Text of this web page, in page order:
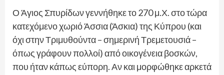
Ο Άγιος Σπυρίδων γεννήθηκε το 270 μ.Χ. στο τώρα
κατεχόμενο χωριό Άσσια (Άσκια) της Κύπρου (και
όχι στην Τριμυθούντα – σημερινή Τρεμετουσιά –
όπως γράφουν πολλοί) από οικογένεια βοσκών,
που ήταν κάπως εύπορη. Αν και μορφώθηκε αρκετά